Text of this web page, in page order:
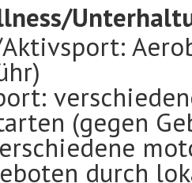
(gegen
durch